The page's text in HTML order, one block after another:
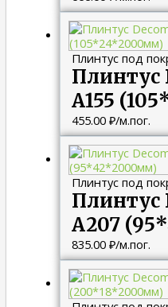
Плинтус под
Плинтус
A155
455.00 ₽/м.пог.
Плинтус под
Плинтус
A207
835.00 ₽/м.пог.